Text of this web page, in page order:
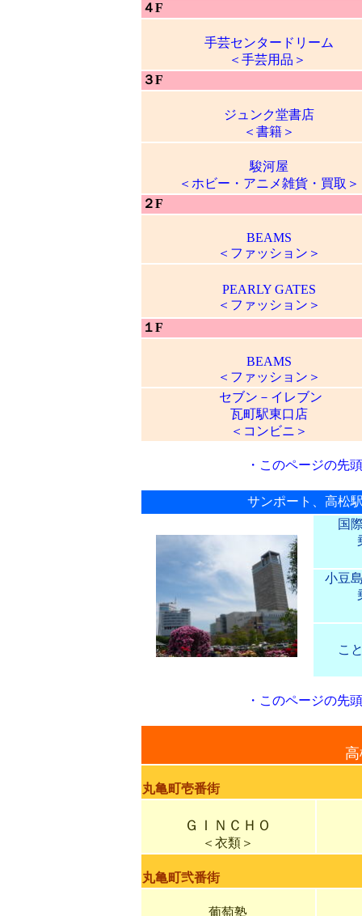
４F
手芸センタードリーム
＜手芸用品＞
３F
ジュンク堂書店
＜書籍＞
駿河屋
＜ホビー・アニメ雑貨・買取＞
２F
BEAMS
＜ファッション＞
PEARLY GATES
＜ファッション＞
１F
BEAMS
＜ファッション＞
セブン－イレブン
瓦町駅東口店
＜コンビニ＞
・ このページの先
サンポート、高松
国
小豆
こ
・ このページの先
丸亀町壱番街
ＧＩＮＣＨＯ
＜衣類＞
丸亀町弐番街
葡萄塾